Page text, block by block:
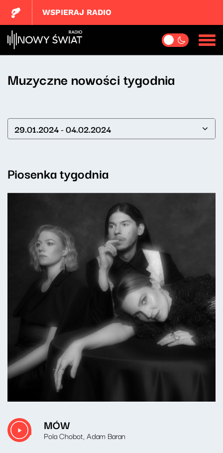
WSPIERAJ RADIO
Muzyczne nowości tygodnia
29.01.2024 - 04.02.2024
Piosenka tygodnia
MÓW
Pola Chobot, Adam Baran